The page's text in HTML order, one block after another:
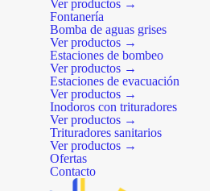
Ver productos →
Fontanería
Bomba de aguas grises
Ver productos →
Estaciones de bombeo
Ver productos →
Estaciones de evacuación
Ver productos →
Inodoros con trituradores
Ver productos →
Trituradores sanitarios
Ver productos →
Ofertas
Contacto